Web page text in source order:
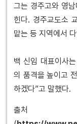
그는 경주고와 영
힌다. 경주교도소
맡는 등 지역에서
백 신임 대표이사
의 품격을 높이고
하겠다”고 말했다.
출